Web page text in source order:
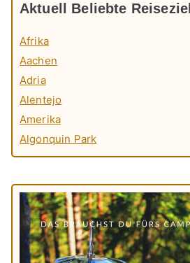
Aktuell Beliebte
Afrika
Aachen
Adria
Alentejo
Amerika
Algonquin Park